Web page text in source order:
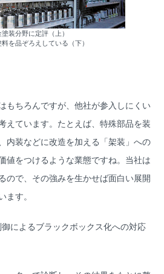
塗装分野に定評（上）
を品ぞろえしている（下）
もちろんですが、他社が参入しにくい
えています。たとえば、特殊部品を装
内装などに改造を加える「架装」への
値をつけるような業態ですね。当社は
ので、その強みを生かせば面白い展開
ます。
によるブラックボックス化への対応